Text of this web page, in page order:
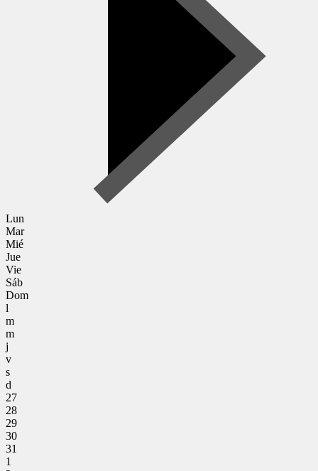
Lun
Mar
Mié
Jue
Vie
Sáb
Dom
l
m
m
j
v
s
d
27
28
29
30
31
1